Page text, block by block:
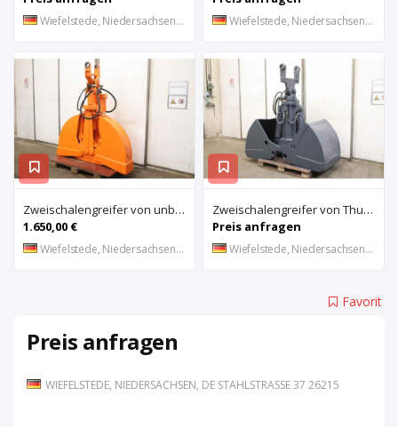
Wiefelstede, Niedersachsen, DE Wiefelstede, Niedersachsen, DE
Zweischalengreifer von unbekannt – Breite 30 cm
1.650,00 €
Wiefelstede, Niedersachsen, DE
Zweischalengreifer von Thumm – Breite 79 cm
Preis anfragen
Wiefelstede, Niedersachsen, DE
Favorit
Preis anfragen
WIEFELSTEDE, NIEDERSACHSEN, DE STAHLSTRASSE 37 26215